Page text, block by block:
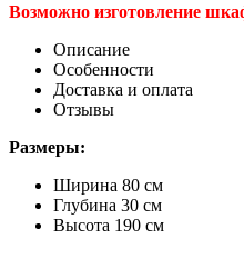
Возможно изготовление
Описание
Особенности
Доставка и оплата
Отзывы
Размеры:
Ширина 80 см
Глубина 30 см
Высота 190 см